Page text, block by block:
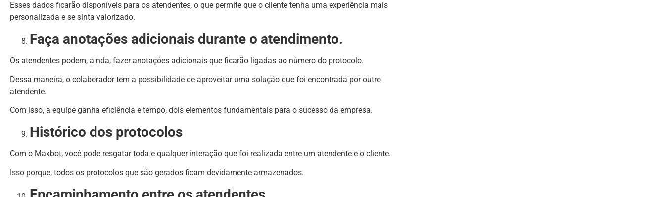
Esses dados ficarão disponíveis para os atendentes, o que permite que o cliente tenha uma experiência mais
personalizada e se sinta valorizado.
Faça anotações adicionais durante o atendimento.
Os atendentes podem, ainda, fazer anotações adicionais que ficarão ligadas ao número do protocolo.
Dessa maneira, o colaborador tem a possibilidade de aproveitar uma solução que foi encontrada por outro
atendente.
Com isso, a equipe ganha eficiência e tempo, dois elementos fundamentais para o sucesso da empresa.
Histórico dos protocolos
Com o Maxbot, você pode resgatar toda e qualquer interação que foi realizada entre um atendente e o cliente.
Isso porque, todos os protocolos que são gerados ficam devidamente armazenados.